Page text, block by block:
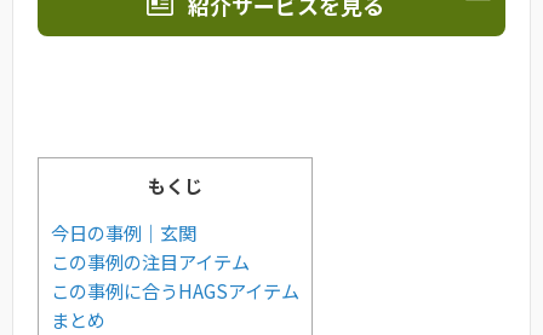
もくじ
今日の事例｜玄関
この事例の注目アイテム
この事例に合うHAGSアイテム
まとめ